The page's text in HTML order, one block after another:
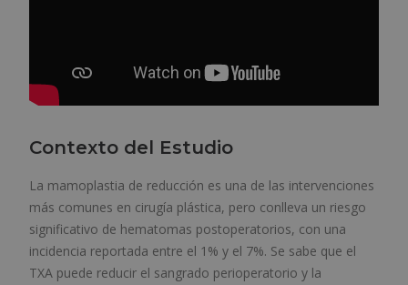
Contexto del Estudio
La mamoplastia de reducción es una de las intervenciones
más comunes en cirugía plástica, pero conlleva un riesgo
significativo de hematomas postoperatorios, con una
incidencia reportada entre el 1% y el 7%. Se sabe que el
TXA puede reducir el sangrado perioperatorio y la